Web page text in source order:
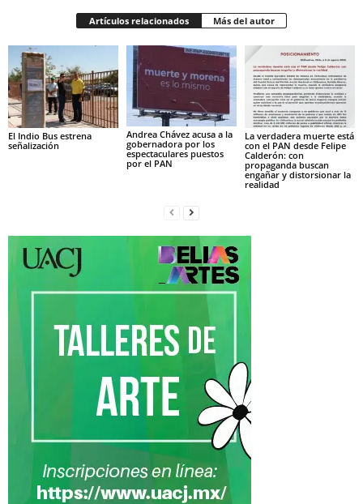
Artículos relacionados Más del autor
El Indio Bus estrena
señalización
Andrea Chávez acusa a la
gobernadora por los
espectaculares puestos
por el PAN
La verdadera muerte está
con el PAN desde Felipe
Calderón: con
propaganda buscan
engañar y distorsionar la
realidad